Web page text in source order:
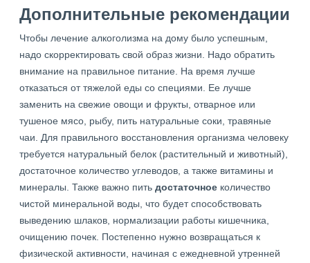
Дополнительные рекомендации
Чтобы лечение алкоголизма на дому было успешным,
надо скорректировать свой образ жизни. Надо обратить
внимание на правильное питание. На время лучше
отказаться от тяжелой еды со специями. Ее лучше
заменить на свежие овощи и фрукты, отварное или
тушеное мясо, рыбу, пить натуральные соки, травяные
чаи. Для правильного восстановления организма человеку
требуется натуральный белок (растительный и животный),
достаточное количество углеводов, а также витамины и
минералы. Также важно пить достаточное количество
чистой минеральной воды, что будет способствовать
выведению шлаков, нормализации работы кишечника,
очищению почек. Постепенно нужно возвращаться к
физической активности, начиная с ежедневной утренней